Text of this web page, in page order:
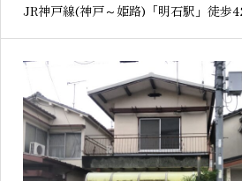
JR神戸線(神戸～姫路)「明石駅」徒歩